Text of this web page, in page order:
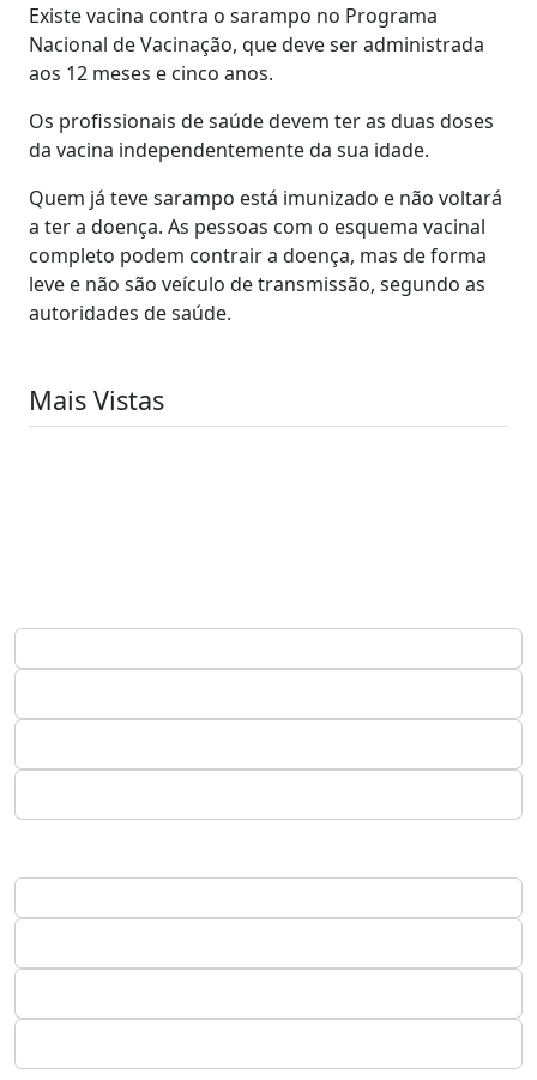
Existe vacina contra o sarampo no Programa
Nacional de Vacinação, que deve ser administrada
aos 12 meses e cinco anos.
Os profissionais de saúde devem ter as duas doses
da vacina independentemente da sua idade.
Quem já teve sarampo está imunizado e não voltará
a ter a doença. As pessoas com o esquema vacinal
completo podem contrair a doença, mas de forma
leve e não são veículo de transmissão, segundo as
autoridades de saúde.
Mais Vistas